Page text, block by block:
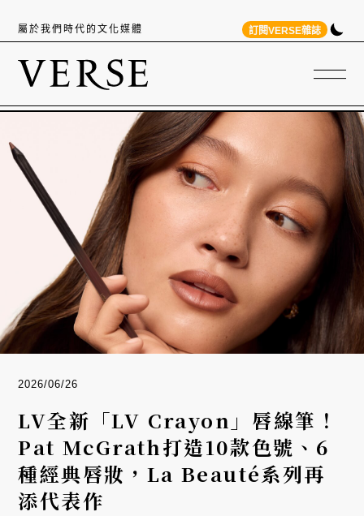
屬於我們時代的文化媒體 訂閱VERSE雜誌
2026/06/26
LV全新「LV Crayon」唇線筆！
Pat McGrath打造10款色號、6
種經典唇妝，La Beauté系列再
添代表作